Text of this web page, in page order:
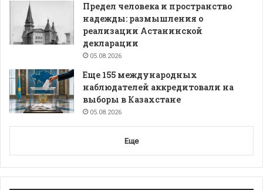
Предел человека и пространство
надежды: размышления о
реализации Астанинской
декларации
05.08.2026
Еще 155 международных
наблюдателей аккредитовали на
выборы в Казахстане
05.08.2026
Еще